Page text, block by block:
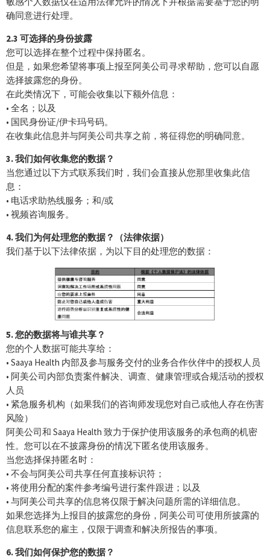
确同意进行处理。
2.3 可选择的身份披露
您可以选择在整个过程中保持匿名。
但是，如果您希望将事项上报至阿美公司寻求帮助，您可以自愿
选择披露您的身份。
在此类情况下，可能会收集以下额外信息：
• 全名；以及
• 国民身份证/伊卡玛号码。
在收集此信息并与阿美公司共享之前，将征得您的明确同意。
3. 我们如何收集您的数据？
当您通过以下方式联系我们时，我们会直接从您那里收集此信
息：
• 电话求助热线服务；和/或
• 视频咨询服务。
4. 我们为何处理您的数据？（法律依据）
我们基于以下法律依据，为以下目的处理您的数据：
5. 您的数据将与谁共享？
您的个人数据可能共享给：
• Saaya Health 内部及参与服务交付的业务合作伙伴中的授权人员
• 阿美公司内部负责案件解决、调查、健康管理或合规活动的授权
人员
• 紧急服务机构（如果我们的咨询师发现您对自己或他人存在伤害
风险）
阿美公司和 Saaya Health 致力于保护使用该服务的承包商的机密
性。您可以在不披露身份的情况下匿名使用该服务。
当您选择保持匿名时：
• 不会与阿美公司共享任何直接标识符；
• 将使用分配的案件参考编号进行案件跟进；以及
• 与阿美公司共享的信息将仅限于解决问题所需的详细信息。
如果您选择为上报目的披露您的身份，阿美公司可使用所披露的
信息联系您的雇主，仅限于调查和解决所报告的事项。
6. 我们如何保护您的数据？